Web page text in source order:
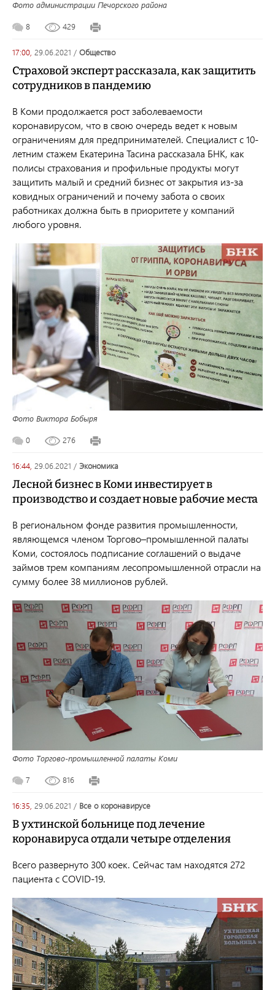
Фото администрации Печорского района
8 429
17:00, 29.06.2021 / общество
Страховой эксперт рассказала, как защитить
сотрудников в пандемию
В Коми продолжается рост заболеваемости
коронавирусом, что в свою очередь ведет к новым
ограничениям для предпринимателей. Специалист с 10-
летним стажем Екатерина Тасина рассказала БНК, как
полисы страхования и профильные продукты могут
защитить малый и средний бизнес от закрытия из-за
ковидных ограничений и почему забота о своих
работниках должна быть в приоритете у компаний
любого уровня.
Фото Виктора Бобыря
0 276
16:44, 29.06.2021 / экономика
Лесной бизнес в Коми инвестирует в
производство и создает новые рабочие места
В региональном фонде развития промышленности,
являющемся членом Торгово–промышленной палаты
Коми, состоялось подписание соглашений о выдаче
займов трем компаниям лесопромышленной отрасли на
сумму более 38 миллионов рублей.
Фото Торгово-промышленной палаты Коми
7 816
16:35, 29.06.2021 / все о коронавирусе
В ухтинской больнице под лечение
коронавируса отдали четыре отделения
Всего развернуто 300 коек. Сейчас там находятся 272
пациента сCOVID-19.